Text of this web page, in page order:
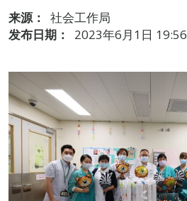
来源：
社会工作局
发布日期：
2023年6月1日 19:56